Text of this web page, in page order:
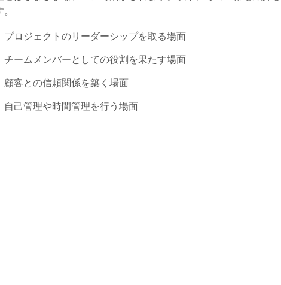
プロジェクトのリーダーシップを取る場面
チームメンバーとしての役割を果たす場面
顧客との信頼関係を築く場面
自己管理や時間管理を行う場面